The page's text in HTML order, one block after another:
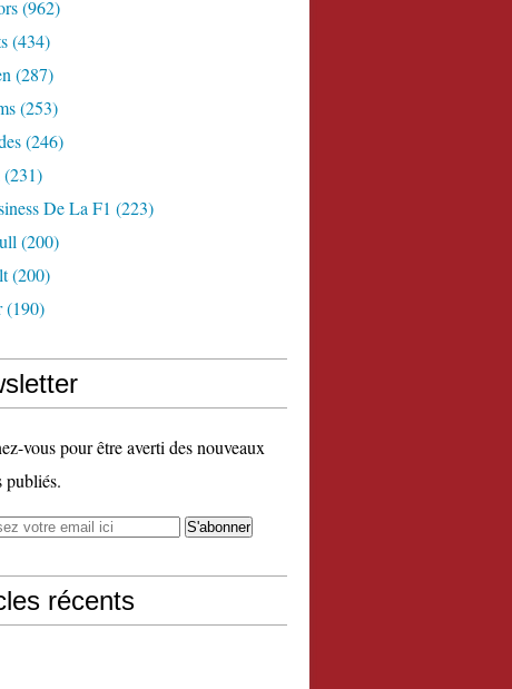
(962)
(434)
(287)
(253)
(246)
(231)
De La F1 (223)
(200)
(200)
(190)
vous pour être averti des nouveaux
publiés.
récents